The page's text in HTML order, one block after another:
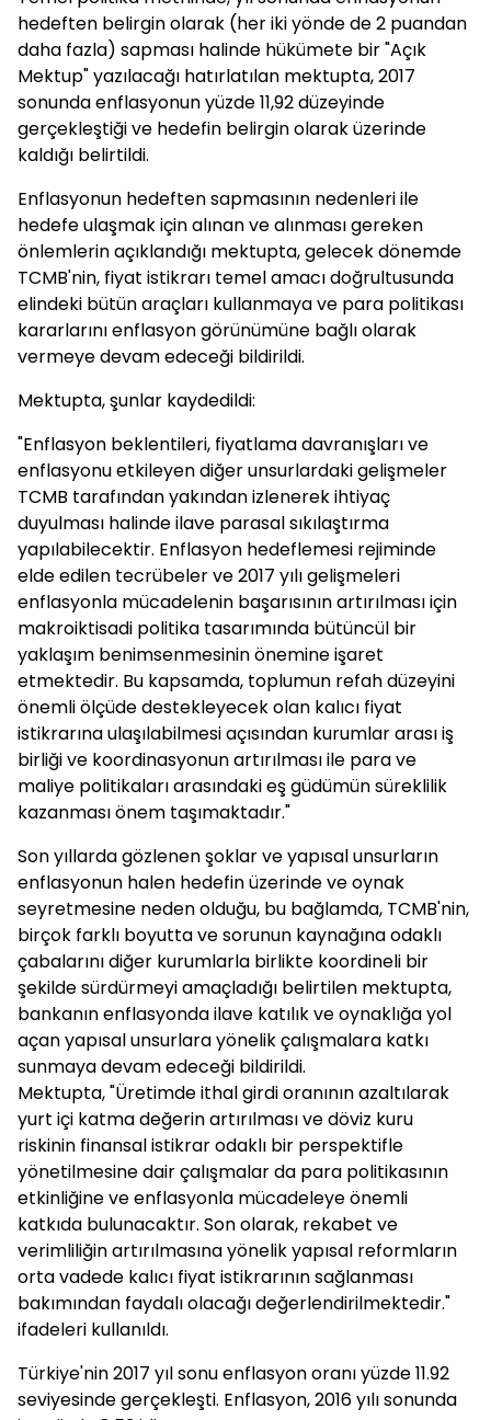
hedeften belirgin olarak (her iki yönde de 2 puandan
daha fazla) sapması halinde hükümete bir "Açık
Mektup" yazılacağı hatırlatılan mektupta, 2017
sonunda enflasyonun yüzde 11,92 düzeyinde
gerçekleştiği ve hedefin belirgin olarak üzerinde
kaldığı belirtildi.
Enflasyonun hedeften sapmasının nedenleri ile
hedefe ulaşmak için alınan ve alınması gereken
önlemlerin açıklandığı mektupta, gelecek dönemde
TCMB'nin, fiyat istikrarı temel amacı doğrultusunda
elindeki bütün araçları kullanmaya ve para politikası
kararlarını enflasyon görünümüne bağlı olarak
vermeye devam edeceği bildirildi.
Mektupta, şunlar kaydedildi:
"Enflasyon beklentileri, fiyatlama davranışları ve
enflasyonu etkileyen diğer unsurlardaki gelişmeler
TCMB tarafından yakından izlenerek ihtiyaç
duyulması halinde ilave parasal sıkılaştırma
yapılabilecektir. Enflasyon hedeflemesi rejiminde
elde edilen tecrübeler ve 2017 yılı gelişmeleri
enflasyonla mücadelenin başarısının artırılması için
makroiktisadi politika tasarımında bütüncül bir
yaklaşım benimsenmesinin önemine işaret
etmektedir. Bu kapsamda, toplumun refah düzeyini
önemli ölçüde destekleyecek olan kalıcı fiyat
istikrarına ulaşılabilmesi açısından kurumlar arası iş
birliği ve koordinasyonun artırılması ile para ve
maliye politikaları arasındaki eş güdümün süreklilik
kazanması önem taşımaktadır."
Son yıllarda gözlenen şoklar ve yapısal unsurların
enflasyonun halen hedefin üzerinde ve oynak
seyretmesine neden olduğu, bu bağlamda, TCMB'nin,
birçok farklı boyutta ve sorunun kaynağına odaklı
çabalarını diğer kurumlarla birlikte koordineli bir
şekilde sürdürmeyi amaçladığı belirtilen mektupta,
bankanın enflasyonda ilave katılık ve oynaklığa yol
açan yapısal unsurlara yönelik çalışmalara katkı
sunmaya devam edeceği bildirildi.
Mektupta, "Üretimde ithal girdi oranının azaltılarak
yurt içi katma değerin artırılması ve döviz kuru
riskinin finansal istikrar odaklı bir perspektifle
yönetilmesine dair çalışmalar da para politikasının
etkinliğine ve enflasyonla mücadeleye önemli
katkıda bulunacaktır. Son olarak, rekabet ve
verimliliğin artırılmasına yönelik yapısal reformların
orta vadede kalıcı fiyat istikrarının sağlanması
bakımından faydalı olacağı değerlendirilmektedir."
ifadeleri kullanıldı.
Türkiye'nin 2017 yıl sonu enflasyon oranı yüzde 11.92
seviyesinde gerçekleşti. Enflasyon, 2016 yılı sonunda